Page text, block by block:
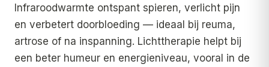
Infraroodwarmte ontspant spieren, verlicht pijn
en verbetert doorbloeding — ideaal bij reuma,
artrose of na inspanning. Lichttherapie helpt bij
een beter humeur en energieniveau, vooral in de